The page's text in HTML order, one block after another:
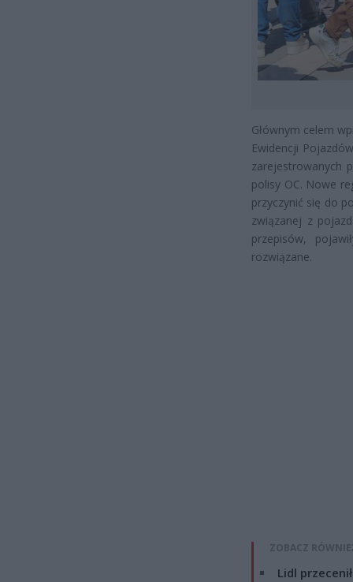
Głównym celem
Ewidencji
zarejestrowanych
polisy OC. Nowe
przyczynić się do
związanej z
przepisów,
rozwiązane.
ZOBACZ
Lidl